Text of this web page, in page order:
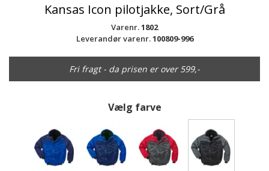
Kansas Icon pilotjakke, Sort/Grå
Varenr.1802
Leverandør varenr.100809-996
Fri fragt - da prisen er over 599,-
Vælg farve